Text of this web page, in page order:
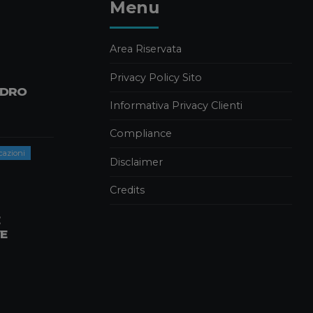
B2B
BENVENUTI A CARLA
ALESSANDRO FORNI
Menu
Area Riservata
Privacy Policy Sito
Informativa Privacy Clienti
Compliance
Disclaimer
Credits